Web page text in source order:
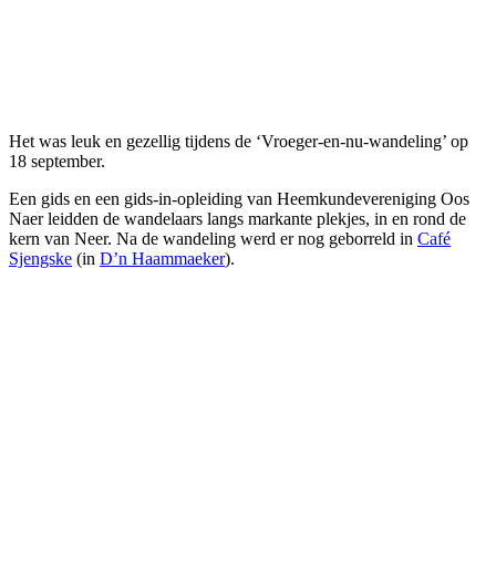
Het was leuk en gezellig tijdens de ‘Vroeger-en-nu-wandeling’ op
18 september.
Een gids en een gids-in-opleiding van Heemkundevereniging Oos
Naer leidden de wandelaars langs markante plekjes, in en rond de
kern van Neer. Na de wandeling werd er nog geborreld in Café
Sjengske (in D’n Haammaeker).